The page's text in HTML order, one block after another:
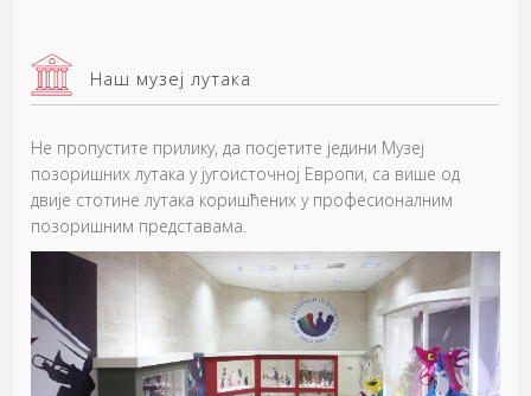
Наш музеј лутака
Не пропустите прилику, да посјетите једини Музеј
позоришних лутака у југоисточној Европи, са више од
двије стотине лутака коришћених у професионалним
позоришним представама.